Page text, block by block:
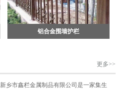
铝合金围墙护栏
更多>>
新乡市鑫栏金属制品有限公司是一家集生